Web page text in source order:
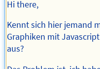
Hi there,
Kennt sich hier jemand
Graphiken mit
aus?